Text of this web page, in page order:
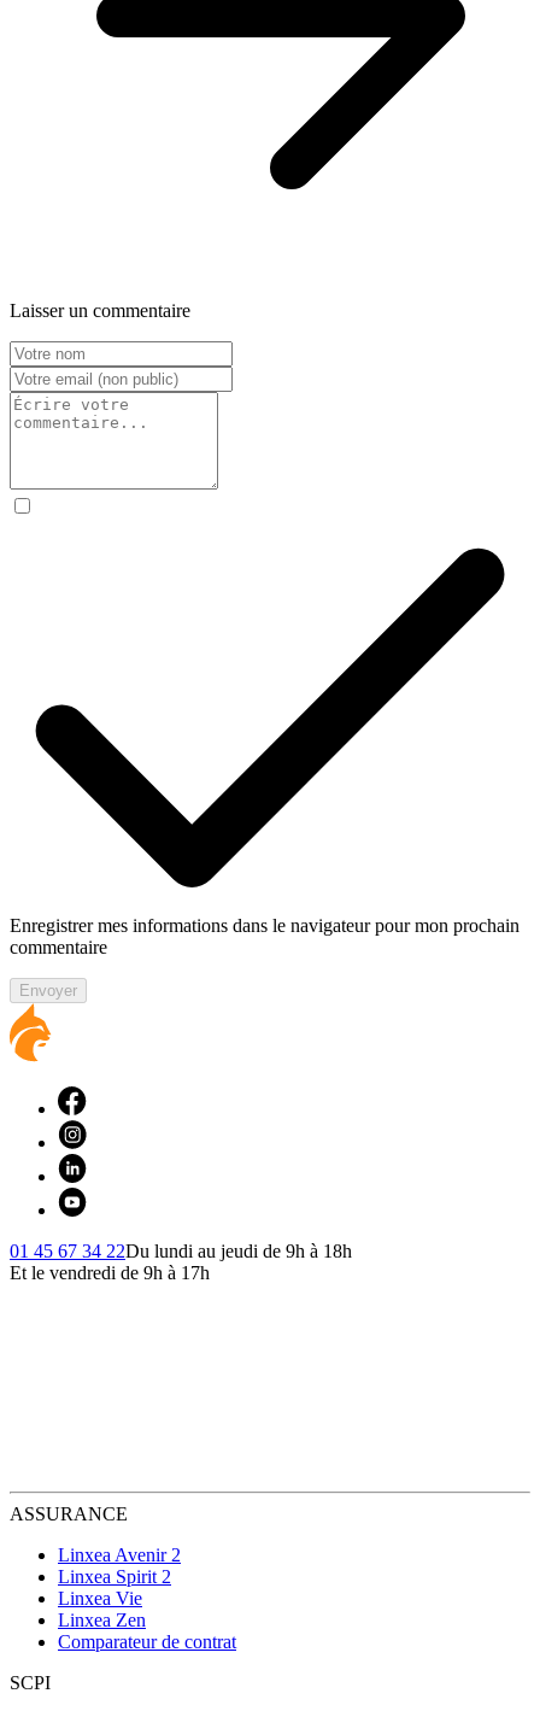
Laisser un commentaire
Enregistrer mes informations dans le navigateur pour mon prochain
commentaire
Envoyer
01 45 67 34 22Du lundi au jeudi de 9h à 18h
Et le vendredi de 9h à 17h
ASSURANCE
Linxea Avenir 2
Linxea Spirit 2
Linxea Vie
Linxea Zen
Comparateur de contrat
SCPI